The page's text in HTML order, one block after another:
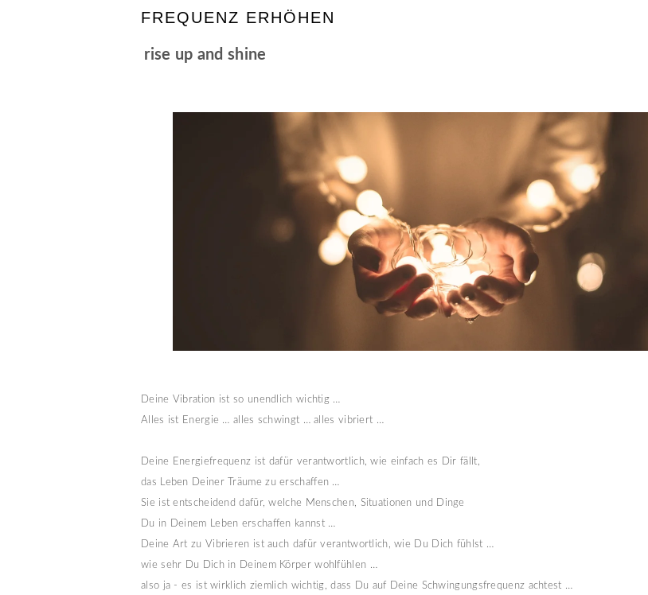
FREQUENZ ERHÖHEN
rise up and shine
Deine Vibration ist so unendlich wichtig …
Alles ist Energie … alles schwingt … alles vibriert …
Deine Energiefrequenz ist dafür verantwortlich, wie einfach es Dir fällt,
das Leben Deiner Träume zu erschaffen …
Sie ist entscheidend dafür, welche Menschen, Situationen und Dinge
Du in Deinem Leben erschaffen kannst …
Deine Art zu Vibrieren ist auch dafür verantwortlich, wie Du Dich fühlst …
wie sehr Du Dich in Deinem Körper wohlfühlen …
also ja - es ist wirklich ziemlich wichtig, dass Du auf Deine Schwingungsfrequenz achtest …